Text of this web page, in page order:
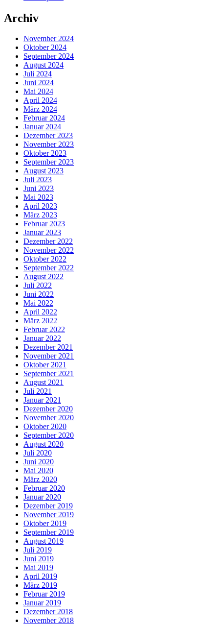
Archiv
November 2024
Oktober 2024
September 2024
August 2024
Juli 2024
Juni 2024
Mai 2024
April 2024
März 2024
Februar 2024
Januar 2024
Dezember 2023
November 2023
Oktober 2023
September 2023
August 2023
Juli 2023
Juni 2023
Mai 2023
April 2023
März 2023
Februar 2023
Januar 2023
Dezember 2022
November 2022
Oktober 2022
September 2022
August 2022
Juli 2022
Juni 2022
Mai 2022
April 2022
März 2022
Februar 2022
Januar 2022
Dezember 2021
November 2021
Oktober 2021
September 2021
August 2021
Juli 2021
Januar 2021
Dezember 2020
November 2020
Oktober 2020
September 2020
August 2020
Juli 2020
Juni 2020
Mai 2020
März 2020
Februar 2020
Januar 2020
Dezember 2019
November 2019
Oktober 2019
September 2019
August 2019
Juli 2019
Juni 2019
Mai 2019
April 2019
März 2019
Februar 2019
Januar 2019
Dezember 2018
November 2018